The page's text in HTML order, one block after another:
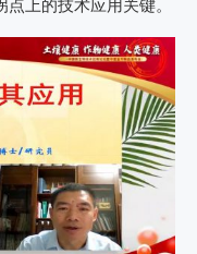
上的技术应用关键。